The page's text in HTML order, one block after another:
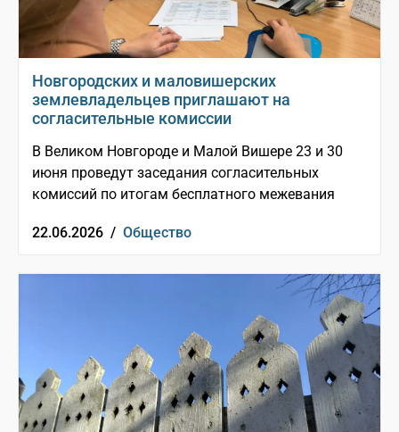
Новгородских и маловишерских
землевладельцев приглашают на
согласительные комиссии
В Великом Новгороде и Малой Вишере 23 и 30
июня проведут заседания согласительных
комиссий по итогам бесплатного межевания
22.06.2026 / Общество